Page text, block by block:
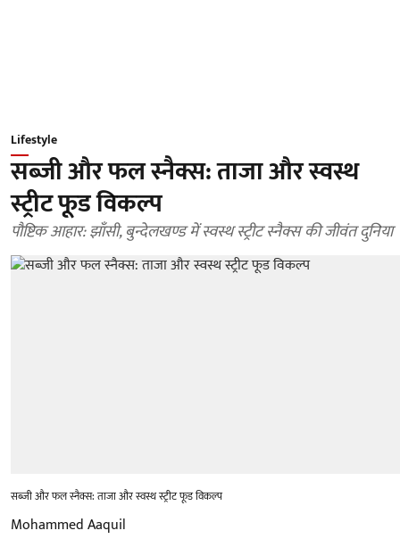
Lifestyle
सब्जी और फल स्नैक्स: ताजा और स्वस्थ
स्ट्रीट फूड विकल्प
पौष्टिक आहार: झाँसी, बुन्देलखण्ड में स्वस्थ स्ट्रीट स्नैक्स की जीवंत दुनिया
सब्जी और फल स्नैक्स: ताजा और स्वस्थ स्ट्रीट फूड विकल्प
Mohammed Aaquil